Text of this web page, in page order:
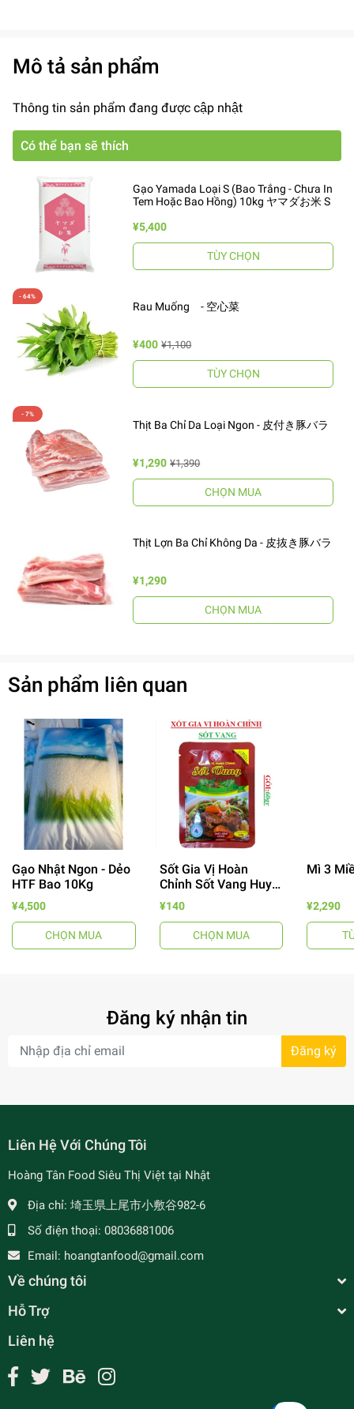
Mô tả sản phẩm
Thông tin sản phẩm đang được cập nhật
Có thể bạn sẽ thích
Gạo Yamada Loại S (Bao Trắng - Chưa In
Tem Hoặc Bao Hồng) 10kg ヤマダお米 S
¥5,400
TÙY CHỌN
- 64%
Rau Muống - 空心菜
¥400 ¥1,100
TÙY CHỌN
- 7%
Thịt Ba Chỉ Da Loại Ngon - 皮付き豚バラ
¥1,290 ¥1,390
CHỌN MUA
Thịt Lợn Ba Chỉ Không Da - 皮抜き豚バラ
¥1,290
CHỌN MUA
Sản phẩm liên quan
Gạo Nhật Ngon - Dẻo
HTF Bao 10Kg
¥4,500
CHỌN MUA
Sốt Gia Vị Hoàn
Chỉnh Sốt Vang Huy
Tuấn
¥140
CHỌN MUA
Mì 3
¥2,290
Đăng ký nhận tin
Đăng ký
Liên Hệ Với Chúng Tôi
Hoàng Tân Food Siêu Thị Việt tại Nhật
Địa chỉ: 埼玉県上尾市小敷谷982-6
Số điện thoại: 08036881006
Email: hoangtanfood@gmail.com
Về chúng tôi
Hỗ Trợ
Liên hệ
undefined